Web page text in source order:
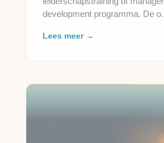
development programma. De o...
Lees meer →